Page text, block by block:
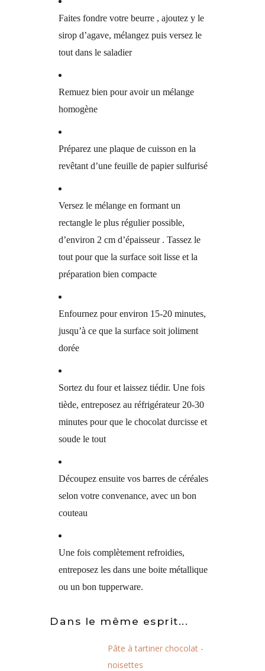
Faites fondre votre beurre , ajoutez y le
sirop d’agave, mélangez puis versez le
tout dans le saladier
Remuez bien pour avoir un mélange
homogène
Préparez une plaque de cuisson en la
revêtant d’une feuille de papier sulfurisé
Versez le mélange en formant un
rectangle le plus régulier possible,
d’environ 2 cm d’épaisseur . Tassez le
tout pour que la surface soit lisse et la
préparation bien compacte
Enfournez pour environ 15-20 minutes,
jusqu’à ce que la surface soit joliment
dorée
Sortez du four et laissez tiédir. Une fois
tiède, entreposez au réfrigérateur 20-30
minutes pour que le chocolat durcisse et
soude le tout
Découpez ensuite vos barres de céréales
selon votre convenance, avec un bon
couteau
Une fois complètement refroidies,
entreposez les dans une boite métallique
ou un bon tupperware.
Dans le même esprit...
Pâte à tartiner chocolat -
noisettes